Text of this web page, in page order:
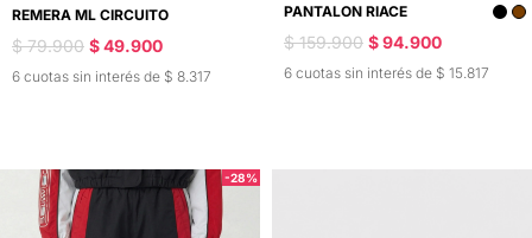
REMERA ML CIRCUITO
$ 79.900 $ 49.900
6 cuotas sin interés de $ 8.317
PANTALON RIACE
$ 159.900 $ 94.900
6 cuotas sin interés de $ 15.817
-28%